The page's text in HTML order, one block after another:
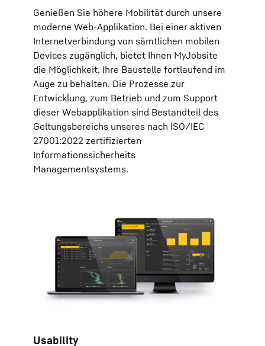
Genießen Sie höhere Mobilität durch unsere
moderne Web-Applikation. Bei einer aktiven
Internetverbindung von sämtlichen mobilen
Devices zugänglich, bietet Ihnen MyJobsite
die Möglichkeit, Ihre Baustelle fortlaufend im
Auge zu behalten. Die Prozesse zur
Entwicklung, zum Betrieb und zum Support
dieser Webapplikation sind Bestandteil des
Geltungsbereichs unseres nach ISO/IEC
27001:2022 zertifizierten
Informationssicherheits
Managementsystems.
Usability